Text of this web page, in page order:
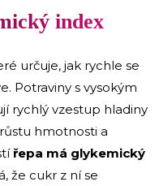
index
určuje, jak rychle se
Potraviny s vysokým
rychlý vzestup hladiny
hmotnosti a
řepa má glykemický
že cukr z ní se